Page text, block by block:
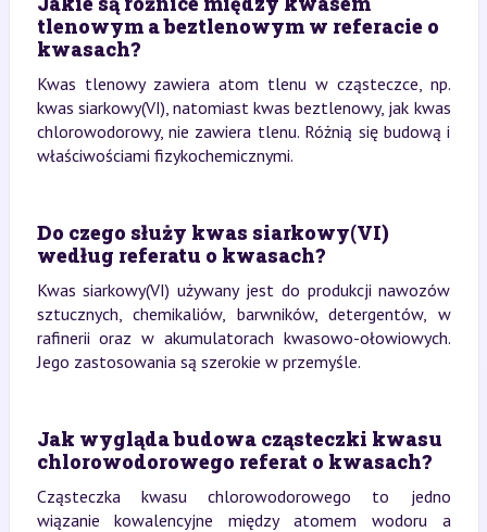
tlenowym a beztlenowym w referacie o
kwasach?
Kwas tlenowy zawiera atom tlenu w cząsteczce, np.
kwas siarkowy(VI), natomiast kwas beztlenowy, jak kwas
chlorowodorowy, nie zawiera tlenu. Różnią się budową i
właściwościami fizykochemicznymi.
Do czego służy kwas siarkowy(VI)
według referatu o kwasach?
Kwas siarkowy(VI) używany jest do produkcji nawozów
sztucznych, chemikaliów, barwników, detergentów, w
rafinerii oraz w akumulatorach kwasowo-ołowiowych.
Jego zastosowania są szerokie w przemyśle.
Jak wygląda budowa cząsteczki kwasu
chlorowodorowego referat o kwasach?
Cząsteczka kwasu chlorowodorowego to jedno
wiązanie kowalencyjne między atomem wodoru a